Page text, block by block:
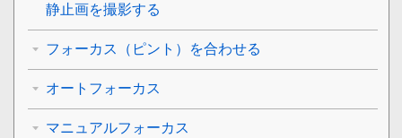
静止画を撮影する
フォーカス（ピント）を合わせる
オートフォーカス
マニュアルフォーカス